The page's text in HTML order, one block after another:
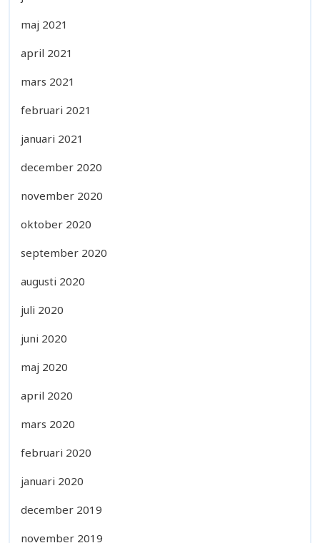
maj 2021
april 2021
mars 2021
februari 2021
januari 2021
december 2020
november 2020
oktober 2020
september 2020
augusti 2020
juli 2020
juni 2020
maj 2020
april 2020
mars 2020
februari 2020
januari 2020
december 2019
november 2019